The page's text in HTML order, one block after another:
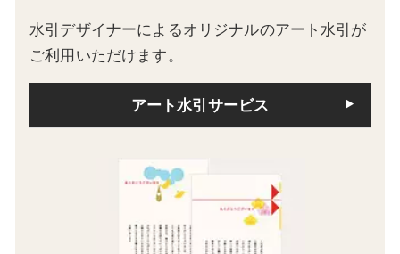
水引デザイナーによるオリジナルのアート水引が
ご利用いただけます。
アート水引サービス